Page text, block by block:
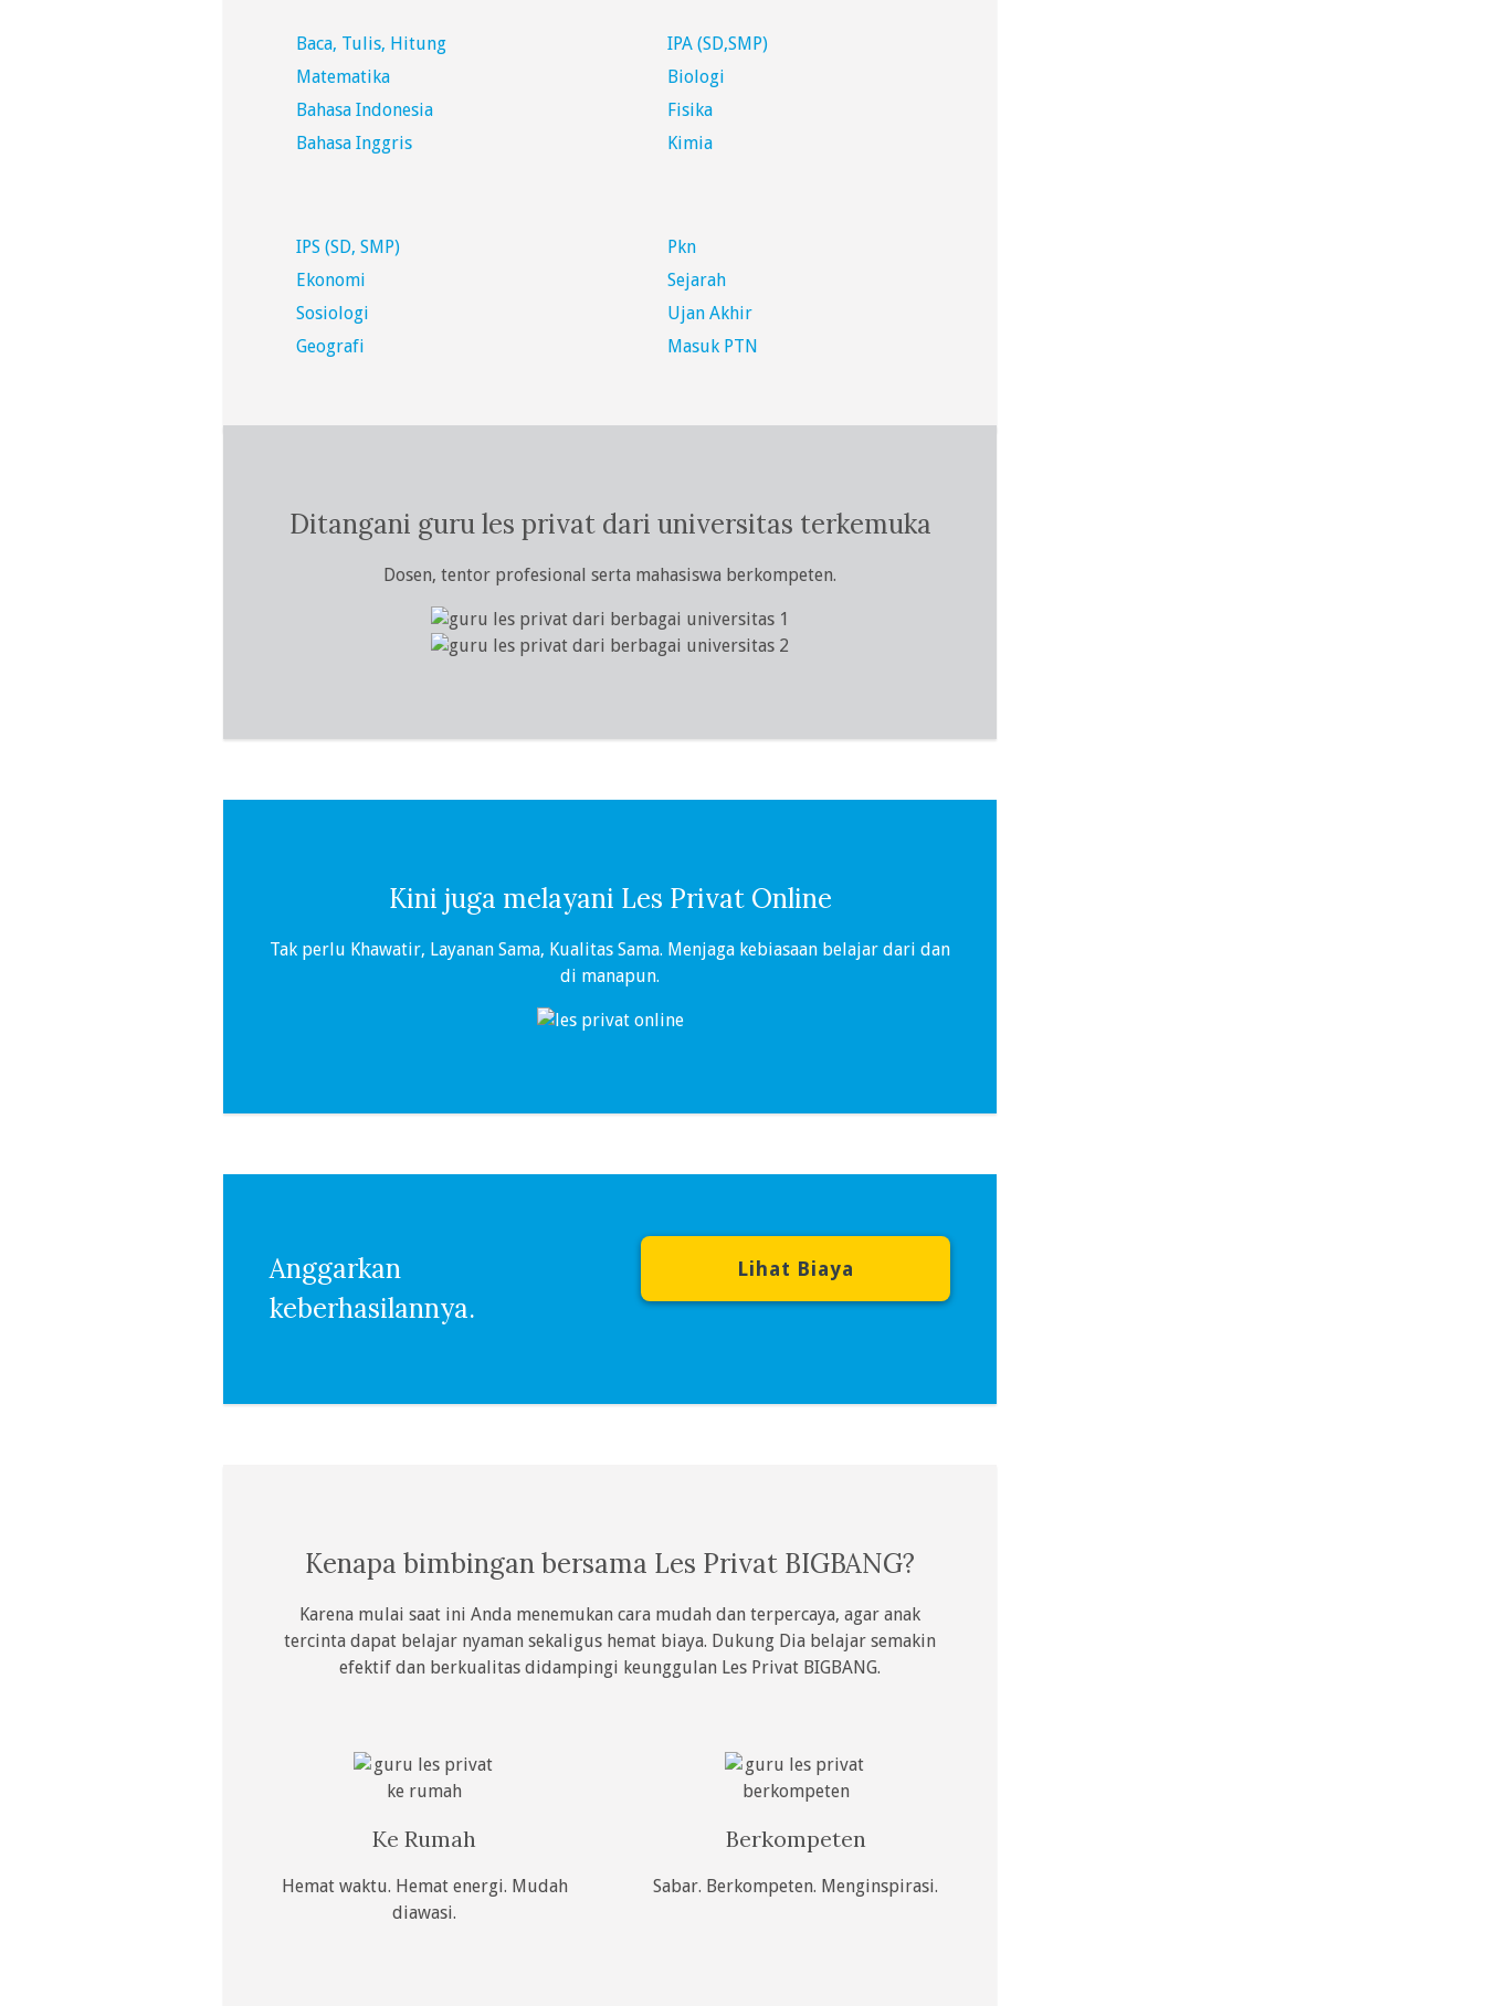
Baca, Tulis, Hitung
Matematika
Bahasa Indonesia
Bahasa Inggris
IPA (SD,SMP)
Biologi
Fisika
Kimia
IPS (SD, SMP)
Ekonomi
Sosiologi
Geografi
Pkn
Sejarah
Ujan Akhir
Masuk PTN
Ditangani guru les privat dari universitas terkemuka
Dosen, tentor profesional serta mahasiswa berkompeten.
Kini juga melayani Les Privat Online
Tak perlu Khawatir, Layanan Sama, Kualitas Sama. Menjaga kebiasaan belajar dari dan
di manapun.
Anggarkan
keberhasilannya.
Lihat Biaya
Kenapa bimbingan bersama Les Privat BIGBANG?
Karena mulai saat ini Anda menemukan cara mudah dan terpercaya, agar anak
tercinta dapat belajar nyaman sekaligus hemat biaya. Dukung Dia belajar semakin
efektif dan berkualitas didampingi keunggulan Les Privat BIGBANG.
Ke Rumah
Hemat waktu. Hemat energi. Mudah
diawasi.
Berkompeten
Sabar. Berkompeten. Menginspirasi.